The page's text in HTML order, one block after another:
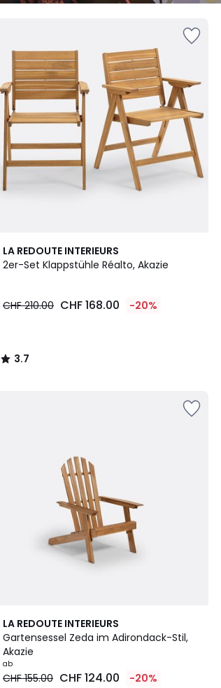
LA REDOUTE INTERIEURS
2er-Set Klappstühle Réalto, Akazie
CHF 210.00 CHF 168.00 -20%
3.7
/ 5
3.7
/
LA REDOUTE INTERIEURS
Gartensessel Zeda im Adirondack-Stil,
Akazie
ab
CHF 155.00 CHF 124.00 -20%
4
/
5
4
Farben